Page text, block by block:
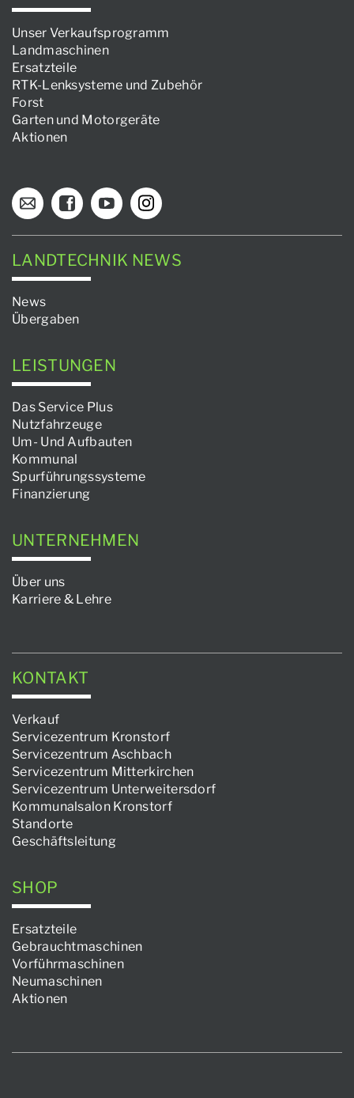
Unser Verkaufsprogramm
Landmaschinen
Ersatzteile
RTK-Lenksysteme und Zubehör
Forst
Garten und Motorgeräte
Aktionen
LANDTECHNIK NEWS
News
Übergaben
LEISTUNGEN
Das Service Plus
Nutzfahrzeuge
Um- Und Aufbauten
Kommunal
Spurführungssysteme
Finanzierung
UNTERNEHMEN
Über uns
Karriere & Lehre
KONTAKT
Verkauf
Servicezentrum Kronstorf
Servicezentrum Aschbach
Servicezentrum Mitterkirchen
Servicezentrum Unterweitersdorf
Kommunalsalon Kronstorf
Standorte
Geschäftsleitung
SHOP
Ersatzteile
Gebrauchtmaschinen
Vorführmaschinen
Neumaschinen
Aktionen